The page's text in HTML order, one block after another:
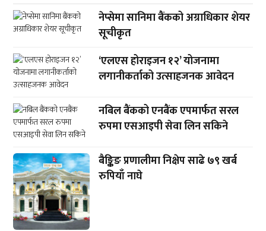
नेप्सेमा सानिमा बैंकको अग्राधिकार शेयर
सूचीकृत
‘एलएस होराइजन १२’ योजनामा
लगानीकर्ताको उत्साहजनक आवेदन
नबिल बैंकको एनबैंक एपमार्फत सरल
रुपमा एसआइपी सेवा लिन सकिने
बैङ्किङ प्रणालीमा निक्षेप साढे ७९ खर्ब
रुपियाँ नाघे